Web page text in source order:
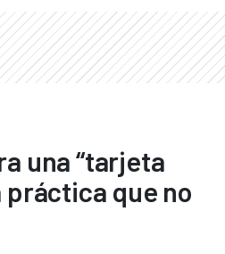
una “tarjeta
práctica que no